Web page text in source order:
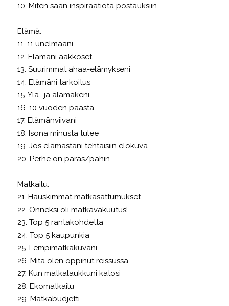
10. Miten saan inspiraatiota postauksiin
Elämä:
11. 11 unelmaani
12. Elämäni aakkoset
13. Suurimmat ahaa-elämykseni
14. Elämäni tarkoitus
15. Ylä- ja alamäkeni
16. 10 vuoden päästä
17. Elämänviivani
18. Isona minusta tulee
19. Jos elämästäni tehtäisiin elokuva
20. Perhe on paras/pahin
Matkailu:
21. Hauskimmat matkasattumukset
22. Onneksi oli matkavakuutus!
23. Top 5 rantakohdetta
24. Top 5 kaupunkia
25. Lempimatkakuvani
26. Mitä olen oppinut reissussa
27. Kun matkalaukkuni katosi
28. Ekomatkailu
29. Matkabudjetti